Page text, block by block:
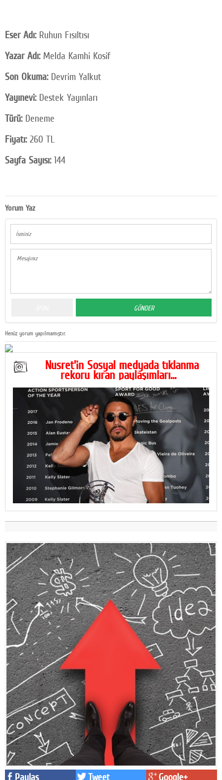
Eser Adı: Ruhun Fısıltısı
Yazar Adı:Melda Kamhi Kosif
Son Okuma: Devrim Yalkut
Yayınevi: Destek Yayınları
Türü: Deneme
Fiyatı: 260 TL
Sayfa Sayısı: 144
Yorum Yaz
Henüz yorum yapılmamıştır.
Nusret'in Sosyal medyada tıklanma
rekoru kıran paylaşımları...
Paylaş Tweet Google+